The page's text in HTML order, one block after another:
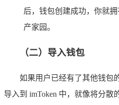
后，钱包创建成功，你就
产家园。
（二）导入钱包
如果用户已经有了其他钱包
导入到 imToken 中，就像将分散